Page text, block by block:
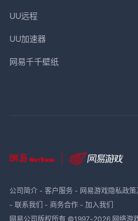
UU远程
UU加速器
网易千千壁纸
公司简介- 客户服务- 网易游戏隐私政
- 联系我们 - 商务合作- 加入我们
网易公司版权所有 ©1997-2026 网络游